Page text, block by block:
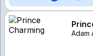
Adam